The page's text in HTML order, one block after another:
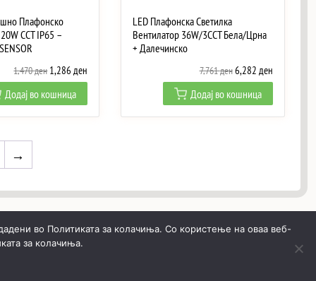
Плафонско
CCT IP65 –
1,470ден Original
price
was:
1,470 ден.
1,286ден
price
is:
1,286 ден.
Додај во кошница
LED Плафонска Светилка
Вентилатор 36W/3CCT Бела/Црна
+ Далечинско
7,761денOriginal
price
was:
7,761 ден.
6,282 денCurrent
price
is:
6,282 ден.
Додај во кошница
→
во Политиката за колачиња. Со користење на оваа веб-
за колачиња.